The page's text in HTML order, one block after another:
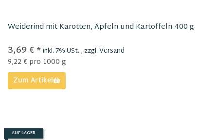
Weiderind mit Karotten, Äpfeln und Kartoffeln 400 g
3,69 €*inkl. 7% USt. , zzgl.Versand
9,22 € pro 1000 g
Zum Artikel
AUF LAGER